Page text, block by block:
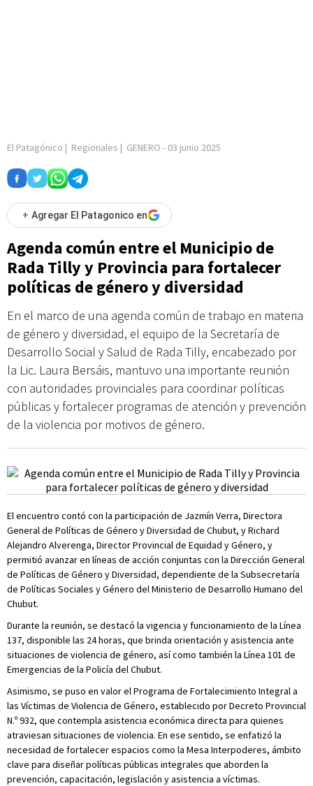
El Patagónico | Regionales | GENERO - 03 junio 2025
+ Agregar El Patagonico en
Agenda común entre el Municipio de
Rada Tilly y Provincia para fortalecer
políticas de género y diversidad
En el marco de una agenda común de trabajo en materia
de género y diversidad, el equipo de la Secretaría de
Desarrollo Social y Salud de Rada Tilly, encabezado por
la Lic. Laura Bersáis, mantuvo una importante reunión
con autoridades provinciales para coordinar políticas
públicas y fortalecer programas de atención y prevención
de la violencia por motivos de género.
El encuentro contó con la participación de Jazmín Verra, Directora
General de Políticas de Género y Diversidad de Chubut, y Richard
Alejandro Alverenga, Director Provincial de Equidad y Género, y
permitió avanzar en líneas de acción conjuntas con la Dirección General
de Políticas de Género y Diversidad, dependiente de la Subsecretaría
de Políticas Sociales y Género del Ministerio de Desarrollo Humano del
Chubut.
Durante la reunión, se destacó la vigencia y funcionamiento de la Línea
137, disponible las 24 horas, que brinda orientación y asistencia ante
situaciones de violencia de género, así como también la Línea 101 de
Emergencias de la Policía del Chubut.
Asimismo, se puso en valor el Programa de Fortalecimiento Integral a
las Víctimas de Violencia de Género, establecido por Decreto Provincial
N.º 932, que contempla asistencia económica directa para quienes
atraviesan situaciones de violencia. En ese sentido, se enfatizó la
necesidad de fortalecer espacios como la Mesa Interpoderes, ámbito
clave para diseñar políticas públicas integrales que aborden la
prevención, capacitación, legislación y asistencia a víctimas.